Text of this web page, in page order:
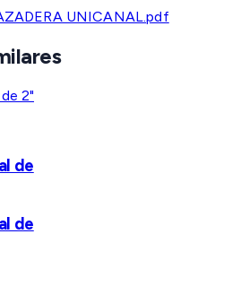
UNICANAL.pdf
de
de